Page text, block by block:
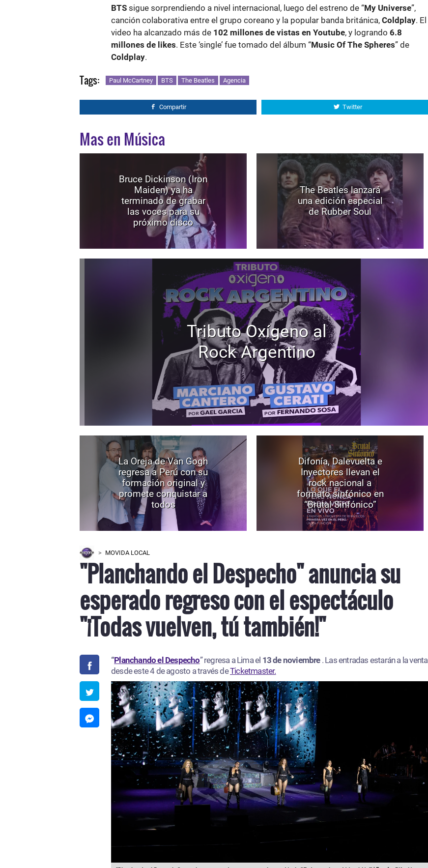
BTS sigue sorprendiendo a nivel internacional, luego del estreno de “My Universe”,
canción colaborativa entre el grupo coreano y la popular banda británica, Coldplay. El
video ha alcanzado más de 102 millones de vistas en Youtube, y logrando 6.8
millones de likes. Este ‘single’ fue tomado del álbum “Music Of The Spheres” de
Coldplay.
Tags: Paul McCartney BTS The Beatles Agencia
Compartir Twitter
Mas en Música
Bruce Dickinson (Iron
Maiden) ya ha
terminado de grabar
las voces para su
próximo disco
The Beatles lanzará
una edición especial
de Rubber Soul
Tributo Oxígeno al
Rock Argentino
La Oreja de Van Gogh
regresa a Perú con su
formación original y
promete conquistar a
todos
Difonía, Dalevuelta e
Inyectores llevan el
rock nacional a
formato sinfónico en
“Brutal Sinfónico”
MOVIDA LOCAL
"Planchando el Despecho" anuncia su
esperado regreso con el espectáculo
"¡Todas vuelven, tú también!"
“Planchando el Despecho” regresa a Lima el 13 de noviembre . Las entradas estarán a la venta
desde este 4 de agosto a través deTicketmaster.